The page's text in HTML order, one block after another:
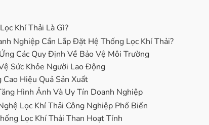
Khí Thải Là Gì?
Nghiệp Cần Lắp Đặt Hệ Thống Lọc Khí Thải?
Các Quy Định Về Bảo Vệ Môi Trường
Sức Khỏe Người Lao Động
Cao Hiệu Quả Sản Xuất
Hình Ảnh Và Uy Tín Doanh Nghiệp
Lọc Khí Thải Công Nghiệp Phổ Biến
Lọc Khí Thải Than Hoạt Tính